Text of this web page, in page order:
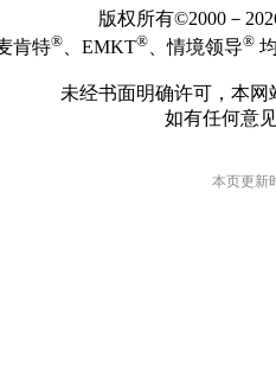
版权所有©2000－
肯特® 、EMKT® 、情境领导®
未经书面明确许可，本
如有任何意
本页更新